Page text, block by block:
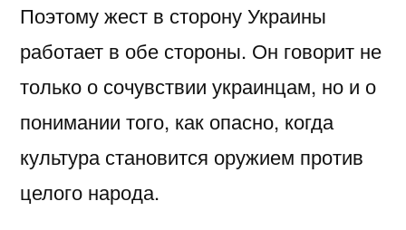
Поэтому жест в сторону Украины
работает в обе стороны. Он говорит не
только о сочувствии украинцам, но и о
понимании того, как опасно, когда
культура становится оружием против
целого народа.